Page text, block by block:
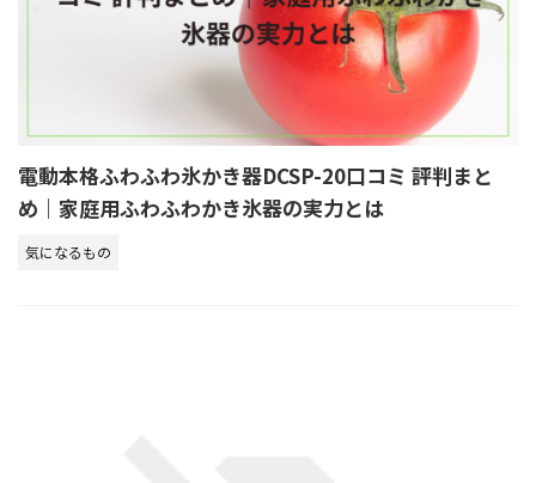
電動本格ふわふわ氷かき器DCSP-20口コミ 評判まと
め｜家庭用ふわふわかき氷器の実力とは
気になるもの